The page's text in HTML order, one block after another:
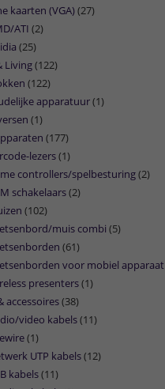
kaarten (VGA)(27)
ATI (2)
(25)
Living(122)
(122)
apparatuur(1)
(1)
(177)
lezers(1)
controllers/spelbesturing(2)
schakelaars(2)
(102)
muis combi (5)
(61)
voor mobiel apparaat
presenters(1)
accessoires(38)
video kabels(11)
(1)
UTP kabels(12)
kabels(11)